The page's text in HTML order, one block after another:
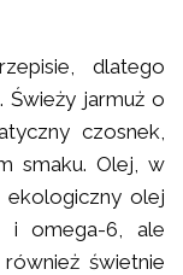
dlatego
Świeży jarmuż o
czosnek,
smaku. Olej, w
olej
i omega-6, ale
świetnie